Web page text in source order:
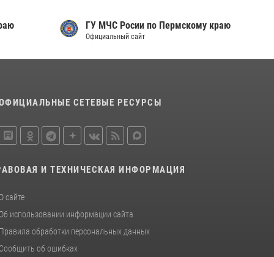
ГУ МЧС Росии по Пермскому краю
Официальный сайт
СЕТЕВЫЕ РЕСУРСЫ
И ТЕХНИЧЕСКАЯ ИНФОРМАЦИЯ
О сайте
Об использовании информации сайта
Правила обработки персональных данных
Сообщить об ошибках